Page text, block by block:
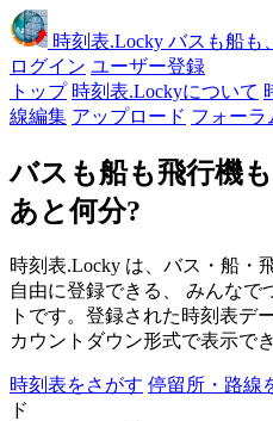
時刻表.Locky バスも船も
ログイン ユーザー登録
トップ 時刻表.Lockyについて
線編集 アップロード フォーラ
バスも船も飛行機
あと何分?
時刻表.Locky は、バス・船・
自由に登録できる、 みんなで
トです。登録された時刻表デ
カウントダウン形式で表示でき
時刻表をさがす 停留所・路線
ド